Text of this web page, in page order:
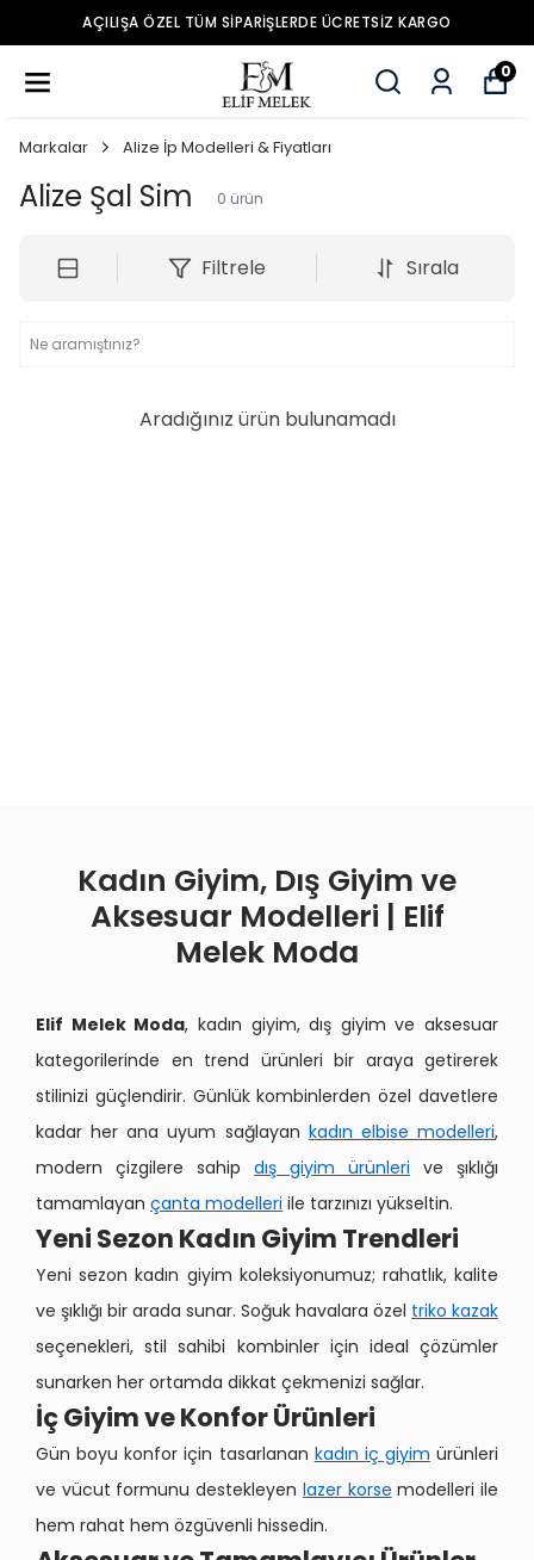
AÇILIŞA ÖZEL TÜM SIPARIŞLERDE ÜCRETSIZ KARGO
0
Markalar Alize İp Modelleri & Fiyatları
Alize Şal Sim 0 ürün
Filtrele Sırala
Aradığınız ürün bulunamadı
Kadın Giyim, Dış Giyim ve
Aksesuar Modelleri | Elif
Melek Moda
Elif Melek Moda, kadın giyim, dış giyim ve aksesuar
kategorilerinde en trend ürünleri bir araya getirerek
stilinizi güçlendirir. Günlük kombinlerden özel davetlere
kadar her ana uyum sağlayan kadın elbise modelleri,
modern çizgilere sahip dış giyim ürünleri ve şıklığı
tamamlayan çanta modelleri ile tarzınızı yükseltin.
Yeni Sezon Kadın Giyim Trendleri
Yeni sezon kadın giyim koleksiyonumuz; rahatlık, kalite
ve şıklığı bir arada sunar. Soğuk havalara özel triko kazak
seçenekleri, stil sahibi kombinler için ideal çözümler
sunarken her ortamda dikkat çekmenizi sağlar.
İç Giyim ve Konfor Ürünleri
Gün boyu konfor için tasarlanan kadın iç giyim ürünleri
ve vücut formunu destekleyen lazer korse modelleri ile
hem rahat hem özgüvenli hissedin.